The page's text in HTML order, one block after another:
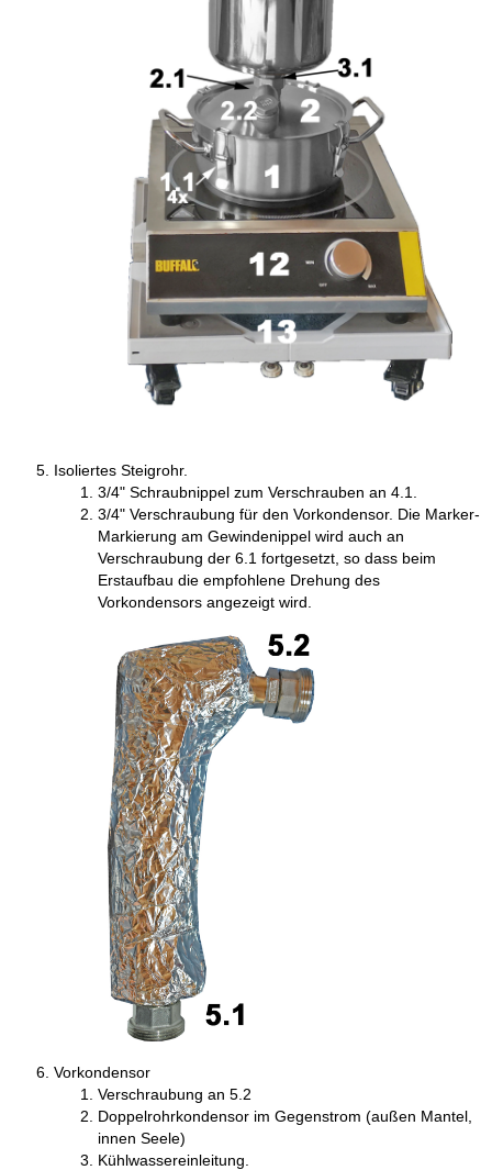
Isoliertes Steigrohr.
3/4" Schraubnippel zum Verschrauben an 4.1.
3/4" Verschraubung für den Vorkondensor. Die Marker-
Markierung am Gewindenippel wird auch an
Verschraubung der 6.1 fortgesetzt, so dass beim
Erstaufbau die empfohlene Drehung des
Vorkondensors angezeigt wird.
Vorkondensor
Verschraubung an 5.2
Doppelrohrkondensor im Gegenstrom (außen Mantel,
innen Seele)
Kühlwassereinleitung.